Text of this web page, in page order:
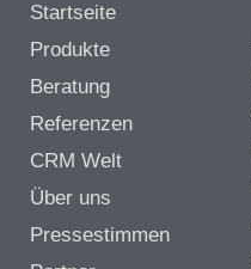
Startseite
Produkte
Beratung
Referenzen
CRM Welt
Über uns
Pressestimmen